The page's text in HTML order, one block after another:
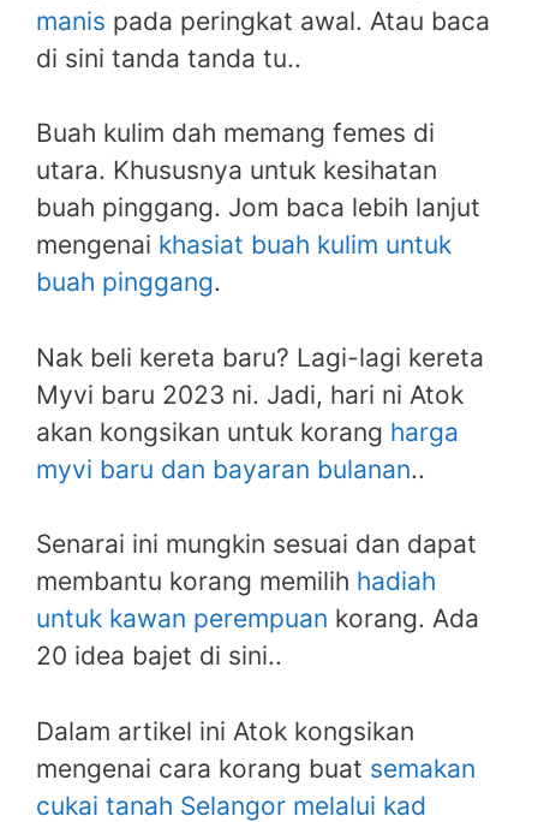
manis pada peringkat awal. Atau baca
di sini tanda tanda tu..
Buah kulim dah memang femes di
utara. Khususnya untuk kesihatan
buah pinggang. Jom baca lebih lanjut
mengenai khasiat buah kulim untuk
buah pinggang.
Nak beli kereta baru? Lagi-lagi kereta
Myvi baru 2023 ni. Jadi, hari ni Atok
akan kongsikan untuk korang harga
myvi baru dan bayaran bulanan..
Senarai ini mungkin sesuai dan dapat
membantu korang memilih hadiah
untuk kawan perempuan korang. Ada
20 idea bajet di sini..
Dalam artikel ini Atok kongsikan
mengenai cara korang buat semakan
cukai tanah Selangor melalui kad